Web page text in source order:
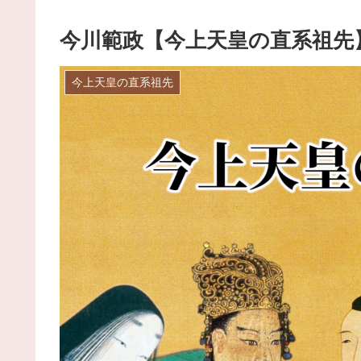
今川範政【今上天皇の直系祖先
今上天皇の直系祖先